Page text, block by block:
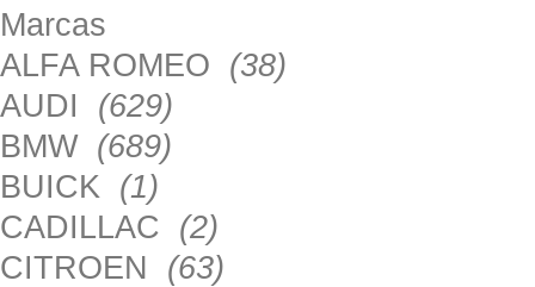
Marcas
ALFA ROMEO (38)
AUDI (629)
BMW (689)
BUICK (1)
CADILLAC (2)
CITROEN (63)